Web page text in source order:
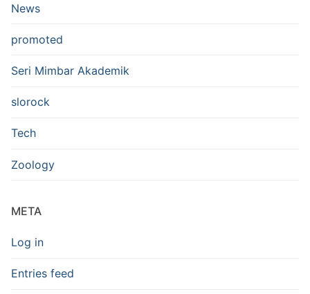
News
promoted
Seri Mimbar Akademik
slorock
Tech
Zoology
META
Log in
Entries feed